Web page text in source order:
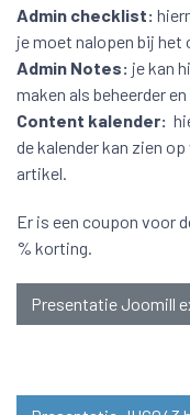
Admin checklist:
je moet nalopen bij het
Admin Notes: je kan
maken als beheerder
Content kalender:
de kalender kan zien
artikel.
Er is een coupon voor
% korting.
Presentatie Joomill